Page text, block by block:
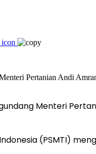
Menteri
(PSMTI)